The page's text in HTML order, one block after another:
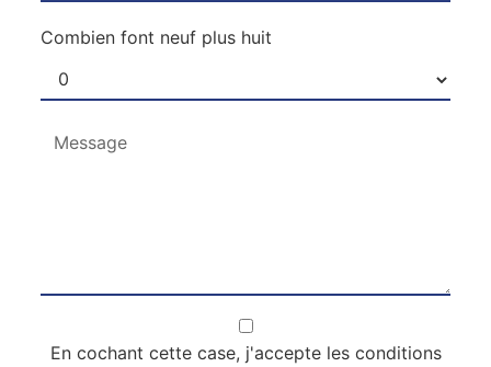
Combien font neuf plus huit
En cochant cette case, j'accepte les conditions